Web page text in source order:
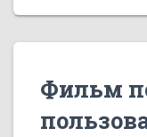
Фильм